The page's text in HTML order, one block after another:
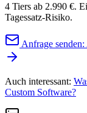
4 Tiers ab 2.990 €.
Tagessatz-Risiko.
Anfrage
Auch interessant:
Custom Software?